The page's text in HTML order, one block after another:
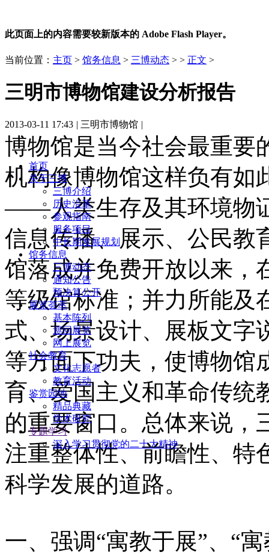
此页面上的内容需要较新版本的 Adobe Flash Player。
首页
关于三博
三博介绍
历史沿革
参观指南
服务项目
中长期发展规划
馆务信息
三博动态
通知公告
预决算公开
展览荟萃
基本陈列
巡回展览
网上展览
社会教育
文化志愿者
教育活动
鉴赏园地
精品典藏
学术研究
专题学习
深入学习贯彻党的二十大精神
当前位置： 主页 > 馆务信息 > 三博动态 > > 正文 >
三明市博物馆建设分析报告
2013-03-11 17:43 | 三明市博物馆 |
博物馆是当今社会最重要
机构像博物馆这样负有如
——人类生存及其环境物
信息传播、展示、公民
馆落成并免费开放以来，
等级馆标准；并力所能及
式、场景设计、展板文字
等方面下功夫，使博物馆
育、爱国主义和革命传统
的重要窗口。总体来说，
注重整体性、前瞻性、特
科学发展的道路。
一、强调“寓教于展”、“